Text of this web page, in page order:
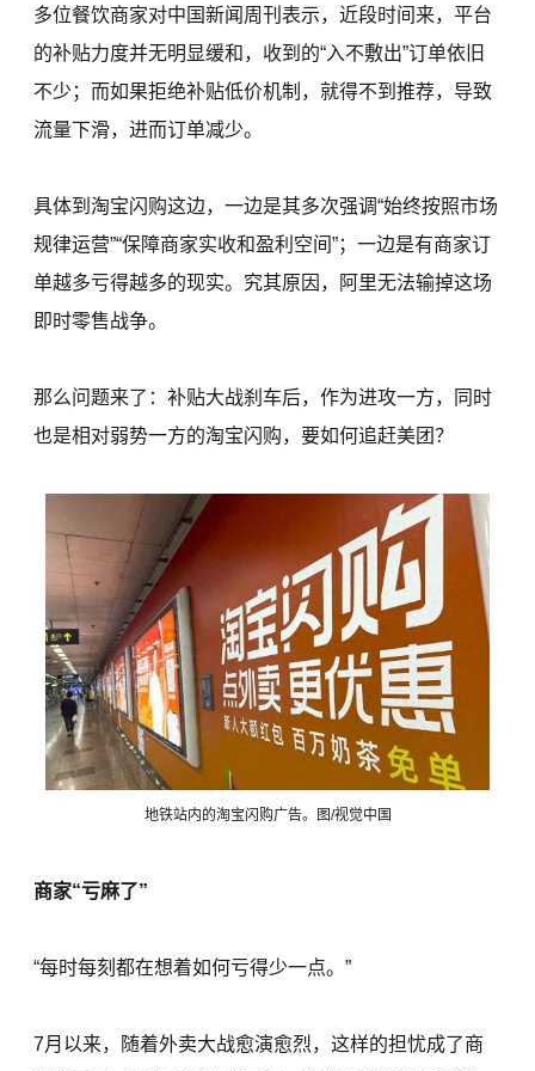
多位餐饮商家对中国新闻周刊表示，近段时间来，平台
的补贴力度并无明显缓和，收到的“入不敷出”订单依旧
不少；而如果拒绝补贴低价机制，就得不到推荐，导致
流量下滑，进而订单减少。
具体到淘宝闪购这边，一边是其多次强调“始终按照市场
规律运营”“保障商家实收和盈利空间”；一边是有商家订
单越多亏得越多的现实。究其原因，阿里无法输掉这场
即时零售战争。
那么问题来了：补贴大战刹车后，作为进攻一方，同时
也是相对弱势一方的淘宝闪购，要如何追赶美团？
地铁站内的淘宝闪购广告。图/视觉中国
商家“亏麻了”
“每时每刻都在想着如何亏得少一点。”
7月以来，随着外卖大战愈演愈烈，这样的担忧成了商